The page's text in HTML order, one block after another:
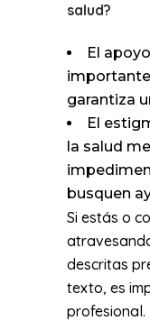
salud?
El
garantiza
El
la salud
busquen
Si estás o
descritas
texto, es
profesional.